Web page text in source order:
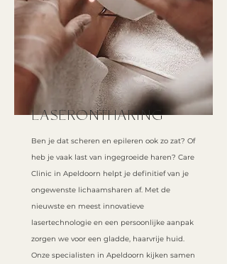
LASERONTHARING
Ben je dat scheren en epileren ook zo zat? Of
heb je vaak last van ingegroeide haren? Care
Clinic in Apeldoorn helpt je definitief van je
ongewenste lichaamsharen af. Met de
nieuwste en meest innovatieve
lasertechnologie en een persoonlijke aanpak
zorgen we voor een gladde, haarvrije huid.
Onze specialisten in Apeldoorn kijken samen